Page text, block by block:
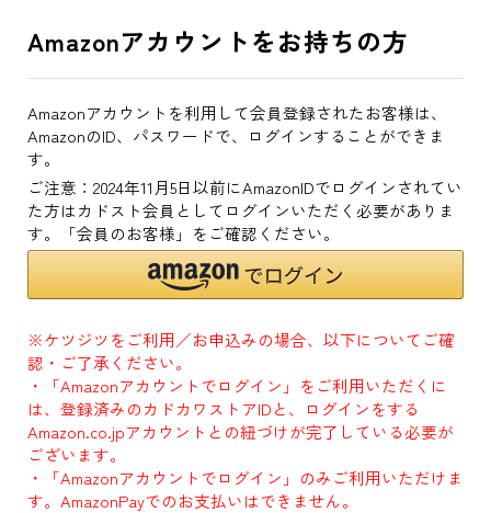
Amazonアカウントをお持ちの方
Amazonアカウントを利用して会員登録されたお客様は、
AmazonのID、パスワードで、ログインすることができま
す。
ご注意：2024年11月5日以前にAmazonIDでログインされてい
た方はカドスト会員としてログインいただく必要がありま
す。「会員のお客様」をご確認ください。
※ケツジツをご利用／お申込みの場合、以下についてご確
認・ご了承ください。
・「Amazonアカウントでログイン」をご利用いただくに
は、登録済みのカドカワストアIDと、ログインをする
Amazon.co.jpアカウントとの紐づけが完了している必要が
ございます。
・「Amazonアカウントでログイン」のみご利用いただけま
す。AmazonPayでのお支払いはできません。